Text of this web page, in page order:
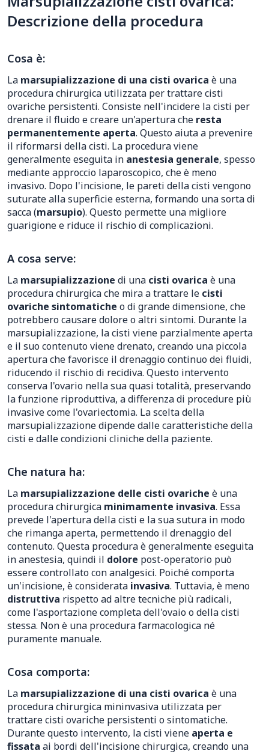
Descrizione della procedura
Cosa è:
La marsupializzazione di una cisti ovarica è una
procedura chirurgica utilizzata per trattare cisti
ovariche persistenti. Consiste nell'incidere la cisti per
drenare il fluido e creare un'apertura che resta
permanentemente aperta. Questo aiuta a prevenire
il riformarsi della cisti. La procedura viene
generalmente eseguita in anestesia generale, spesso
mediante approccio laparoscopico, che è meno
invasivo. Dopo l'incisione, le pareti della cisti vengono
suturate alla superficie esterna, formando una sorta di
sacca (marsupio). Questo permette una migliore
guarigione e riduce il rischio di complicazioni.
A cosa serve:
La marsupializzazione di una cisti ovarica è una
procedura chirurgica che mira a trattare le cisti
ovariche sintomatiche o di grande dimensione, che
potrebbero causare dolore o altri sintomi. Durante la
marsupializzazione, la cisti viene parzialmente aperta
e il suo contenuto viene drenato, creando una piccola
apertura che favorisce il drenaggio continuo dei fluidi,
riducendo il rischio di recidiva. Questo intervento
conserva l'ovario nella sua quasi totalità, preservando
la funzione riproduttiva, a differenza di procedure più
invasive come l'ovariectomia. La scelta della
marsupializzazione dipende dalle caratteristiche della
cisti e dalle condizioni cliniche della paziente.
Che natura ha:
La marsupializzazione delle cisti ovariche è una
procedura chirurgica minimamente invasiva. Essa
prevede l'apertura della cisti e la sua sutura in modo
che rimanga aperta, permettendo il drenaggio del
contenuto. Questa procedura è generalmente eseguita
in anestesia, quindi il dolore post-operatorio può
essere controllato con analgesici. Poiché comporta
un'incisione, è considerata invasiva. Tuttavia, è meno
distruttiva rispetto ad altre tecniche più radicali,
come l'asportazione completa dell'ovaio o della cisti
stessa. Non è una procedura farmacologica né
puramente manuale.
Cosa comporta:
La marsupializzazione di una cisti ovarica è una
procedura chirurgica mininvasiva utilizzata per
trattare cisti ovariche persistenti o sintomatiche.
Durante questo intervento, la cisti viene aperta e
fissata ai bordi dell'incisione chirurgica, creando una